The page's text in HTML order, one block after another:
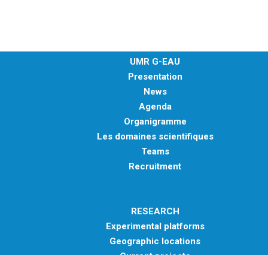
UMR G-EAU
Presentation
News
Agenda
Organigramme
Les domaines scientifiques
Teams
Recruitment
RESEARCH
Experimental platforms
Geographic locations